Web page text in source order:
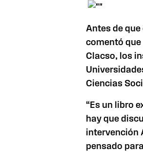
Antes de
comentó
Clacso, los
Ciencias
“Es un libro
hay que
intervención
pensado